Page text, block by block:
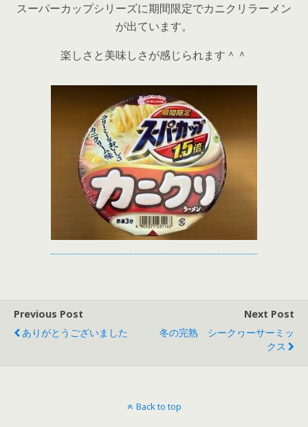
スーパーカップシリーズに期間限定でカニクリラーメン
が出ています。
楽しさと美味しさが感じられます＾＾
Previous Post
ありがとうございました
Next Post
冬の完熟 シークヮーサーミッ
クス
Back to top